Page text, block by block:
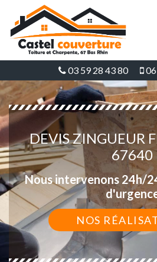
03 59 28 43 80
DEVIS ZINGUEUR
67640
Nous intervenons 24h/
NOS